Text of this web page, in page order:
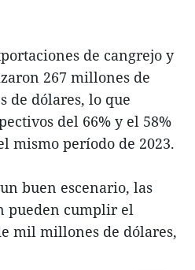
de cangrejo y
267 millones de
de dólares, lo que
del 66% y el 58%
mismo período de 2023.
buen escenario, las
pueden cumplir el
mil millones de dólares,